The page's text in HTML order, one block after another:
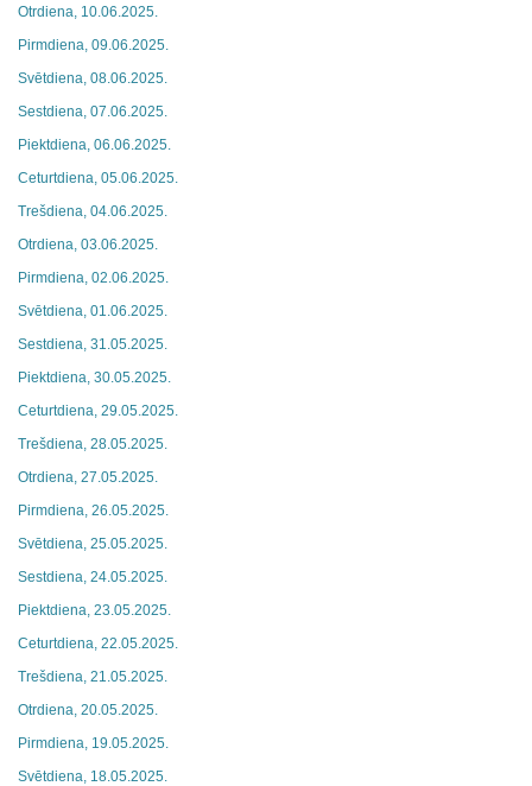
Otrdiena, 10.06.2025.
Pirmdiena, 09.06.2025.
Svētdiena, 08.06.2025.
Sestdiena, 07.06.2025.
Piektdiena, 06.06.2025.
Ceturtdiena, 05.06.2025.
Trešdiena, 04.06.2025.
Otrdiena, 03.06.2025.
Pirmdiena, 02.06.2025.
Svētdiena, 01.06.2025.
Sestdiena, 31.05.2025.
Piektdiena, 30.05.2025.
Ceturtdiena, 29.05.2025.
Trešdiena, 28.05.2025.
Otrdiena, 27.05.2025.
Pirmdiena, 26.05.2025.
Svētdiena, 25.05.2025.
Sestdiena, 24.05.2025.
Piektdiena, 23.05.2025.
Ceturtdiena, 22.05.2025.
Trešdiena, 21.05.2025.
Otrdiena, 20.05.2025.
Pirmdiena, 19.05.2025.
Svētdiena, 18.05.2025.